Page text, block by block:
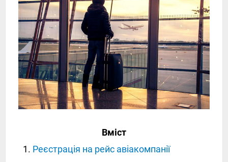
Вміст
Реєстрація на рейс авіакомпанії